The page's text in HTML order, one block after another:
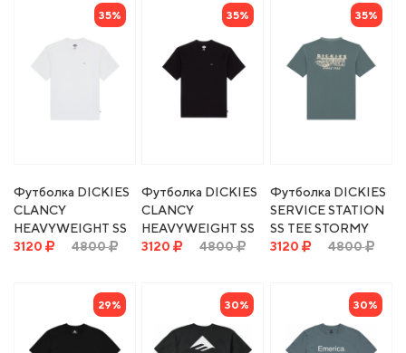
35%
Футболка DICKIES
CLANCY
HEAVYWEIGHT SS
TEE WHITE
3120 4800
35%
Футболка DICKIES
CLANCY
HEAVYWEIGHT SS
TEE BLACK
3120 4800
35%
Футболка DICKIES
SERVICE STATION
SS TEE STORMY
WEATHER
3120 4800
29% 30% 30%